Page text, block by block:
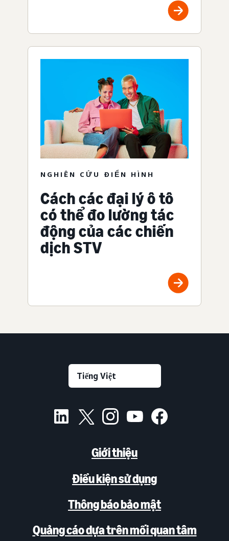
NGHIÊN CỨU ĐIỂN HÌNH
Cách các đại lý ô tô
có thể đo lường tác
động của các chiến
dịch STV
Giới thiệu
Điều kiện sử dụng
Thông báo bảo mật
Quảng cáo dựa trên mối quan tâm